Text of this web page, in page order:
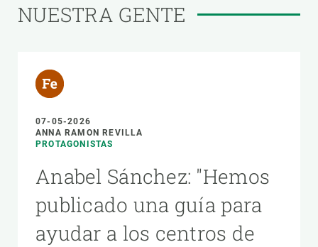
NUESTRA GENTE
07-05-2026
ANNA RAMON REVILLA
PROTAGONISTAS
Anabel Sánchez: "Hemos
publicado una guía para
ayudar a los centros de